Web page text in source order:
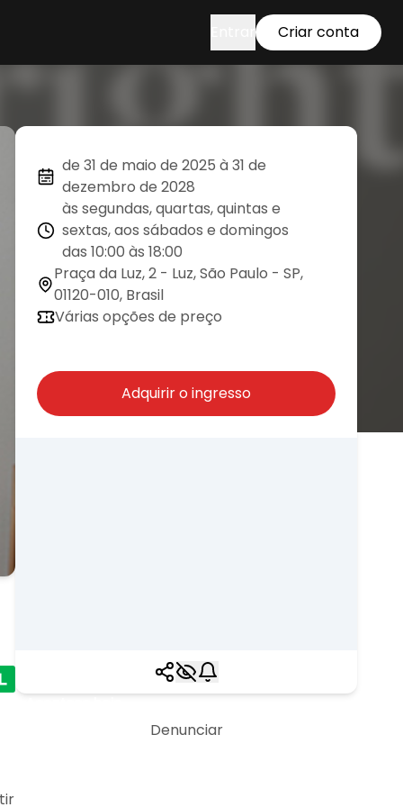
Criar conta
de 31 de maio de 2025 à 31 de
dezembro de 2028
às segundas, quartas, quintas e
sextas, aos sábados e domingos
das 10:00 às 18:00
Praça da Luz, 2 - Luz, São Paulo - SP,
01120-010, Brasil
Várias opções de preço
Adquirir o ingresso
Denunciar